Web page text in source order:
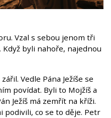
Vzal s sebou jenom tři
Když byli nahoře, najednou
Vedle Pána Ježíše se
povídat. Byli to Mojžíš a
Ježíš má zemřít na kříži.
podivili, co se to děje. Petr